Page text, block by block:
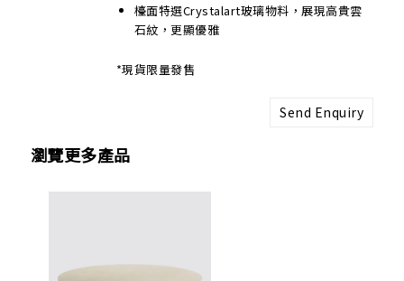
檯面特選Crystalart玻璃物料，展現高貴雲
石紋，更顯優雅
*現貨限量發售
Send Enquiry
瀏覽更多產品